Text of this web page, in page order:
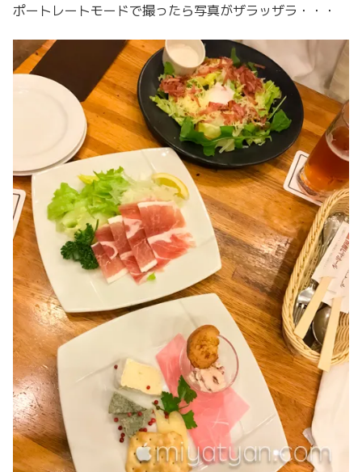
ポートレートモードで撮ったら写真がザラッザラ・・・